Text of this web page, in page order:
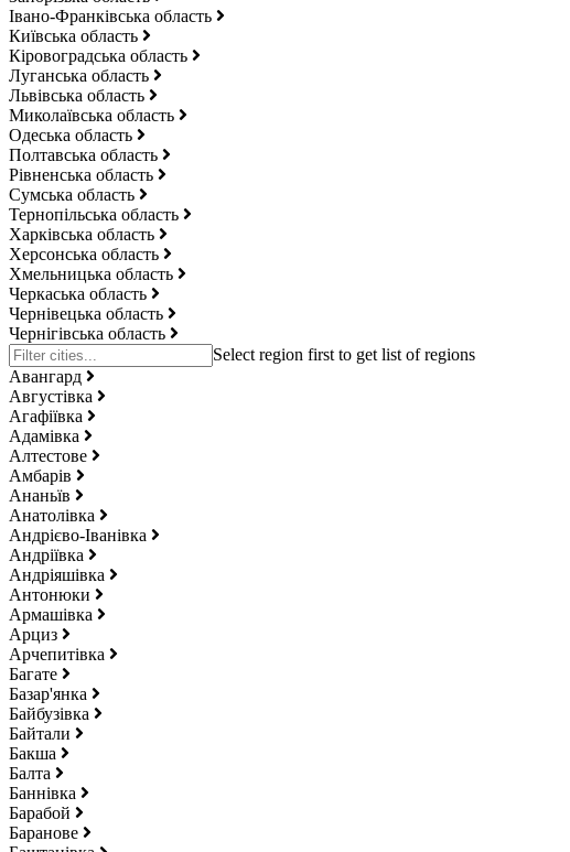
Івано-Франківська область
Київська область
Кіровоградська область
Луганська область
Львівська область
Миколаївська область
Одеська область
Полтавська область
Рівненська область
Сумська область
Тернопільська область
Харківська область
Херсонська область
Хмельницька область
Черкаська область
Чернівецька область
Чернігівська область
Авангард
Августівка
Агафіївка
Адамівка
Алтестове
Амбарів
Ананьїв
Анатолівка
Андрієво-Іванівка
Андріївка
Андріяшівка
Антонюки
Армашівка
Арциз
Арчепитівка
Багате
Базар'янка
Байбузівка
Байтали
Бакша
Балта
Баннівка
Барабой
Баранове